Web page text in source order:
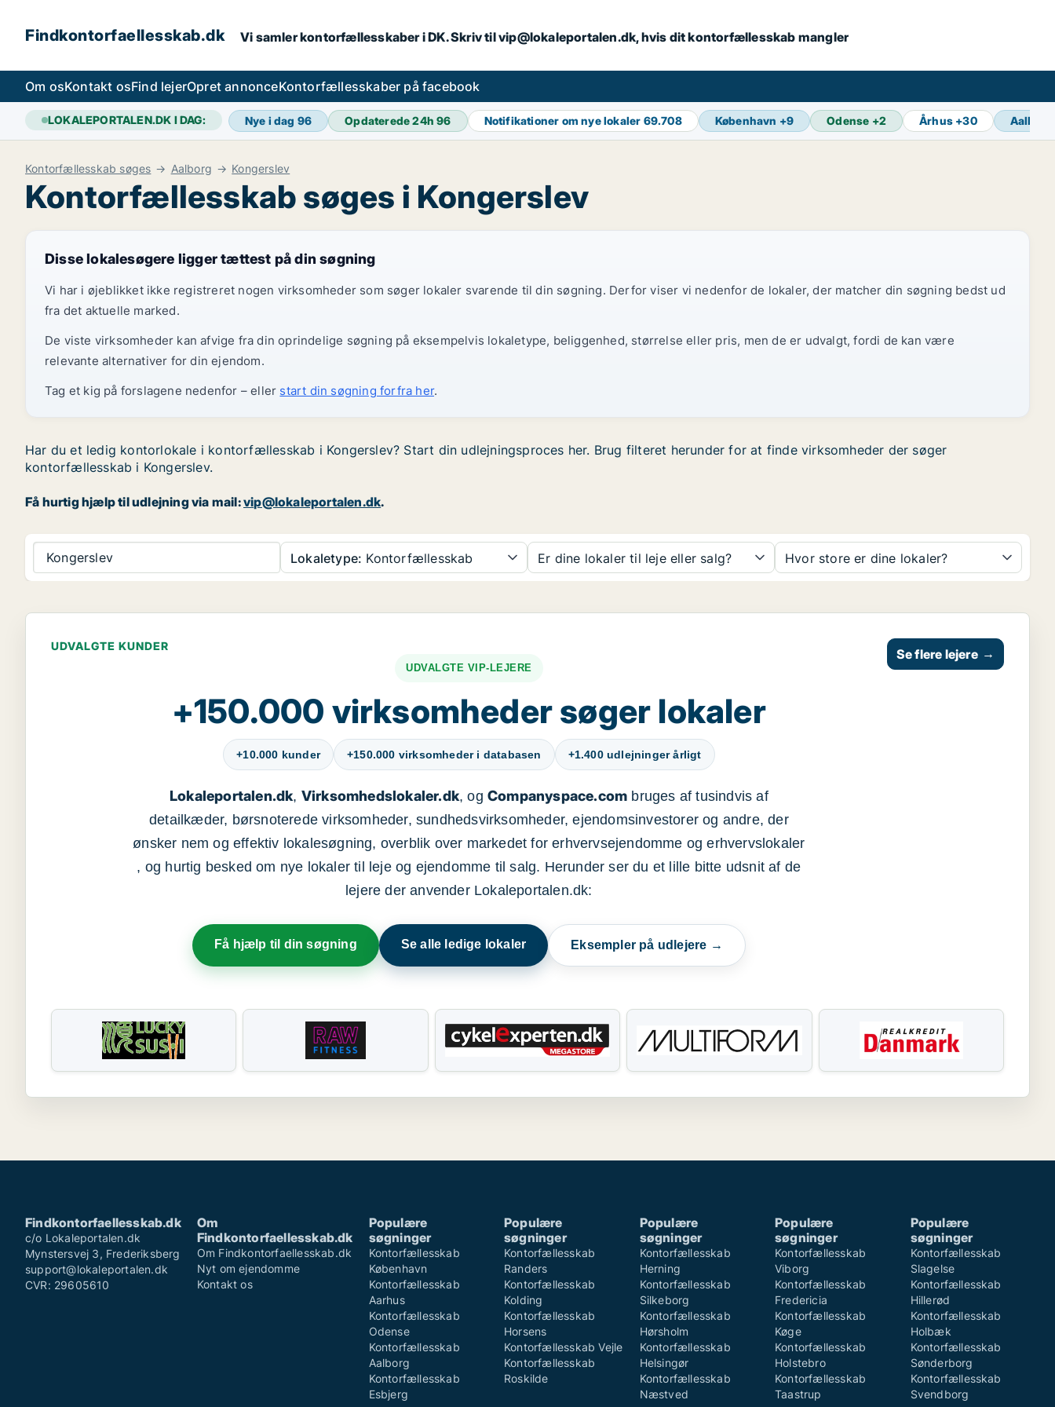
Findkontorfaellesskab.dk Vi samler kontorfællesskaber i DK. Skriv til vip@lokaleportalen.dk, hvis dit kontorfællesskab mangler
Om osKontakt osFind lejerOpret annonceKontorfællesskaber på facebook
LOKALEPORTALEN.DK I DAG: Nye i dag 96 Opdaterede 24h96 Notifikationer om nye lokaler 69.708 København +9 Odense +2 Århus +30 Aalborg
Kontorfællesskab søges Aalborg Kongerslev
Kontorfællesskab søges i Kongerslev
Disse lokalesøgere ligger tættest på din søgning
Vi har i øjeblikket ikke registreret nogen virksomheder som søger lokaler svarende til din søgning. Derfor viser vi nedenfor de lokaler, der matcher din søgning bedst ud
fra det aktuelle marked.
De viste virksomheder kan afvige fra din oprindelige søgning på eksempelvis lokaletype, beliggenhed, størrelse eller pris, men de er udvalgt, fordi de kan være
relevante alternativer for din ejendom.
Tag et kig på forslagene nedenfor – eller start din søgning forfra her.
Har du et ledig kontorlokale i kontorfællesskab i Kongerslev? Start din udlejningsproces her. Brug filteret herunder for at finde virksomheder der søger
kontorfællesskab i Kongerslev.
Få hurtig hjælp til udlejning via mail:vip@lokaleportalen.dk.
Kongerslev Lokaletype: Kontorfællesskab Er dine lokaler til leje eller salg? Hvor store er dine lokaler?
UDVALGTE KUNDER
UDVALGTE VIP-LEJERE
+150.000 virksomheder søger lokaler
+10.000 kunder +150.000 virksomheder i databasen +1.400 udlejninger årligt
Lokaleportalen.dk, Virksomhedslokaler.dk, og Companyspace.com bruges af tusindvis af
detailkæder, børsnoterede virksomheder, sundhedsvirksomheder, ejendomsinvestorer og andre, der
ønsker nem og effektiv lokalesøgning, overblik over markedet for erhvervsejendomme og erhvervslokaler
, og hurtig besked om nye lokaler til leje og ejendomme til salg. Herunder ser du et lille bitte udsnit af de
lejere der anvender Lokaleportalen.dk:
Få hjælp til din søgning Se alle ledige lokaler Eksempler på udlejere →
Se flere lejere →
Findkontorfaellesskab.dk
c/o Lokaleportalen.dk
Mynstersvej 3, Frederiksberg
support@lokaleportalen.dk
CVR: 29605610
Om
Findkontorfaellesskab.dk
Om Findkontorfaellesskab.dk
Nyt om ejendomme
Kontakt os
Populære
søgninger
Kontorfællesskab
København
Kontorfællesskab
Aarhus
Kontorfællesskab
Odense
Kontorfællesskab
Aalborg
Kontorfællesskab
Esbjerg
Populære
søgninger
Kontorfællesskab
Randers
Kontorfællesskab
Kolding
Kontorfællesskab
Horsens
Kontorfællesskab Vejle
Kontorfællesskab
Roskilde
Populære
søgninger
Kontorfællesskab
Herning
Kontorfællesskab
Silkeborg
Kontorfællesskab
Hørsholm
Kontorfællesskab
Helsingør
Kontorfællesskab
Næstved
Populære
søgninger
Kontorfællesskab
Viborg
Kontorfællesskab
Fredericia
Kontorfællesskab
Køge
Kontorfællesskab
Holstebro
Kontorfællesskab
Taastrup
Populære
søgninger
Kontorfællesskab
Slagelse
Kontorfællesskab
Hillerød
Kontorfællesskab
Holbæk
Kontorfællesskab
Sønderborg
Kontorfællesskab
Svendborg